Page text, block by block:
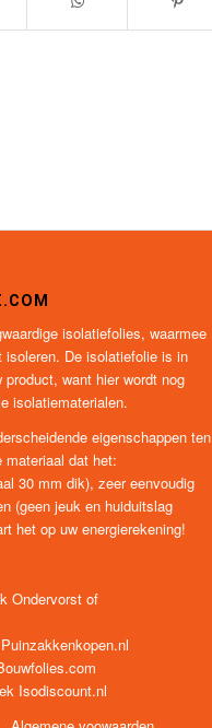
isolatiefolies, waarmee
isoleren. De isolatiefolie is in
product, want hier wordt nog
isolatiematerialen.
eigenschappen ten
dat het:
30 mm dik), zeer eenvoudig
(geen jeuk en huiduitslag
het op uw energierekening!
Ondervorst of
Puinzakkenkopen.nl
Isodiscount.nl